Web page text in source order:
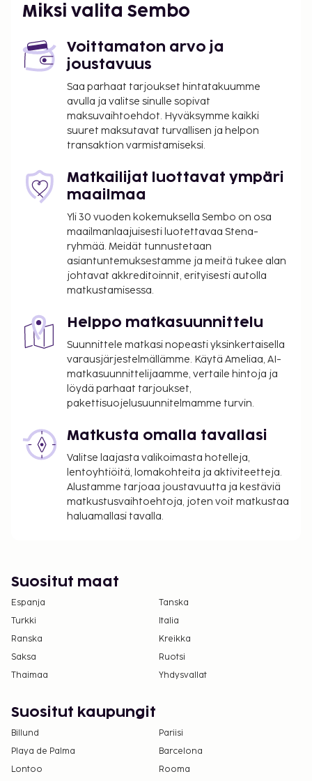
kuivapesula-/pesulapalvelut ja ympäri vuorokauden
auki oleva vastaanotto. Tämä hotelli tarjoaa
asiakkailleen 170 neliömetriä kokoustiloja, joihin
kuuluu konferenssitila ja 2 kokoushuonetta.
Hyödynnä ympäri vuorokauden auki oleva
kuntokeskus ja kattoterassi. Tämän hotellin
palveluihin kuuluu ilmainen langaton internetyhteys,
ravintolan, Catedral 1951, erikoisuuksiin kuuluu
espanjalainen keittiö. Käytössäsi on myös
baari/aulabaari ja voit nauttia ateriasi ulkona.
Palveluihin kuuluu myös huonepalvelu (rajoitettuina
aikoina). Maksullinen buffetaamiainen tarjotaan
päivittäin klo 7.00–10.30.
Majoituspaikka veloittaa seuraavat paikan päällä
suoritettavat maksut. Maksuihin saattaa sisältyä
sovellettavat verot:
Kaupunki perii kaupunkiveron, joka maksetaan
majoituspaikassa. Poikkeuksia tai alennuksia
saatetaan soveltaa. Lisätietoja saat ottamalla
yhteyttä majoituspaikkaan
varausvahvistuksessa olevia tietoja käyttäen.
per yö korkeintaan 7 yöstä. Tätä veroa ei peritä
alle 17 vuotta vanhoilta lapsilta.
Tässä on mainittu kaikki majoituspaikan meille
ilmoittamat maksut.
Maksu buffetaamiaisesta: noin 37 EUR aikuisille
päässä)
Yllä oleva luettelo ei ehkä kata kaikkea. Maksut ja
Kansallisten määräysten vuoksi käteismaksut
tässä majoituspaikassa. Saat lisätietoja asiasta
ottamalla yhteyttä majoituspaikkaan
varausvahvistuksessa olevien tietojen avulla.
Vain sisäänkirjautuneet asiakkaat saavat
oleskella huoneissa.
Miksi valita Sembo
Voittamaton arvo ja
joustavuus
Saa parhaat tarjoukset hintatakuumme
avulla ja valitse sinulle sopivat
maksuvaihtoehdot. Hyväksymme kaikki
suuret maksutavat turvallisen ja helpon
transaktion varmistamiseksi.
Matkailijat luottavat ympäri
maailmaa
Yli 30 vuoden kokemuksella Sembo on osa
maailmanlaajuisesti luotettavaa Stena-
ryhmää. Meidät tunnustetaan
asiantuntemuksestamme ja meitä tukee alan
johtavat akkreditoinnit, erityisesti autolla
matkustamisessa.
Helppo matkasuunnittelu
Suunnittele matkasi nopeasti yksinkertaisella
varausjärjestelmällämme. Käytä Ameliaa, AI-
matkasuunnittelijaamme, vertaile hintoja ja
löydä parhaat tarjoukset,
pakettisuojelusuunnitelmamme turvin.
Matkusta omalla tavallasi
Valitse laajasta valikoimasta hotelleja,
lentoyhtiöitä, lomakohteita ja aktiviteetteja.
Alustamme tarjoaa joustavuutta ja kestäviä
matkustusvaihtoehtoja, joten voit matkustaa
haluamallasi tavalla.
Suositut maat
Espanja
Tanska
Turkki
Italia
Ranska
Kreikka
Saksa
Ruotsi
Thaimaa
Yhdysvallat
Suositut kaupungit
Billund
Pariisi
Playa de Palma
Barcelona
Lontoo
Rooma